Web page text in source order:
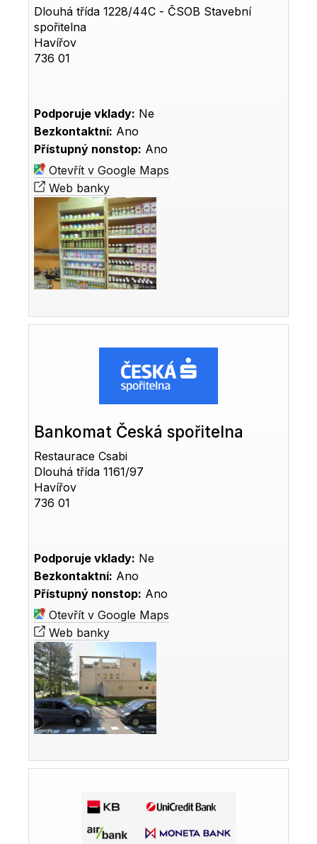
Dlouhá třída 1228/44C - ČSOB Stavební
spořitelna
Havířov
736 01
Podporuje vklady: Ne
Bezkontaktní: Ano
Přístupný nonstop: Ano
Otevřít v Google Maps
Web banky
Bankomat Česká spořitelna
Restaurace Csabi
Dlouhá třída 1161/97
Havířov
736 01
Podporuje vklady: Ne
Bezkontaktní: Ano
Přístupný nonstop: Ano
Otevřít v Google Maps
Web banky